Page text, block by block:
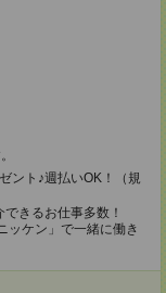
ント♪週払いOK！（規
きるお仕事多数！
ッケン」で一緒に働き